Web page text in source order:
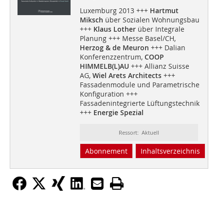
Luxemburg 2013 +++ Hartmut
Miksch über Sozialen Wohnungsbau
+++ Klaus Lotherüber Integrale
Planung +++ Messe Basel/CH,
Herzog & de Meuron +++ Dalian
Konferenzzentrum,COOP
HIMMELB(L)AU+++ Allianz Suisse
AG, Wiel Arets Architects+++
Fassadenmodule und Parametrische
Konfiguration +++
Fassadenintegrierte Lüftungstechnik
+++ Energie Spezial
Ressort: Aktuell
Abonnement Inhaltsverzeichnis